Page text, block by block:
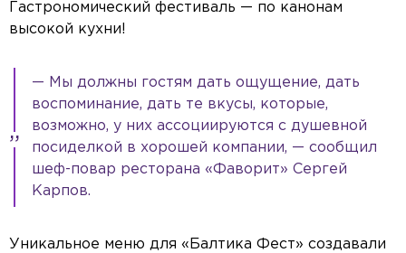
Гастрономический фестиваль — по канонам
высокой кухни!
— Мы должны гостям дать ощущение, дать
воспоминание, дать те вкусы, которые,
возможно, у них ассоциируются с душевной
посиделкой в хорошей компании, — сообщил
шеф-повар ресторана «Фаворит» Сергей
Карпов.
Уникальное меню для «Балтика Фест» создавали